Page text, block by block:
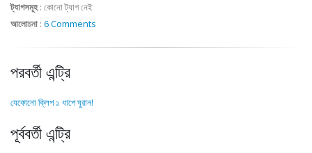
ট্যাগসমূহ: কোনো ট্যাগ নেই
আলোচনা : 6 Comments
পরবর্তী এন্ট্রি
যেকোনো ক্লিপ ১ ধাপে ঘুরান!
পূর্ববর্তী এন্ট্রি